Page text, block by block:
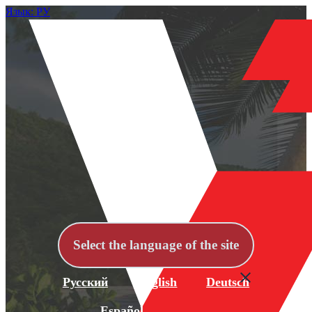
Язык: РУ
Select the language of the site
Русский English Deutsch